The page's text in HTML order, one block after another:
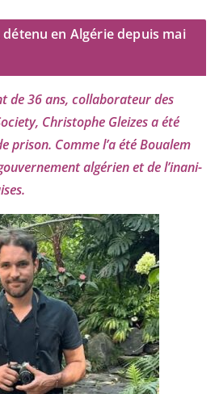
en Algérie depuis mai
de36ans, col­la­bo­ra­teur des
Christophe Gleizesa été
pri­son. Comme l’a été Boualem
algé­rien et de l’i­na­ni­